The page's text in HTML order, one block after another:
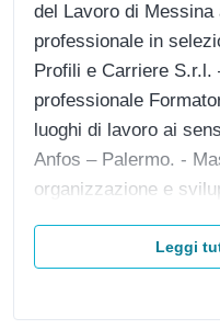
del Lavoro di
professionale in
Profili e Carriere S.r.l.
professionale
luoghi di lavoro ai
Anfos – Palermo. -
organizzazione e
specializzazioneLeggi